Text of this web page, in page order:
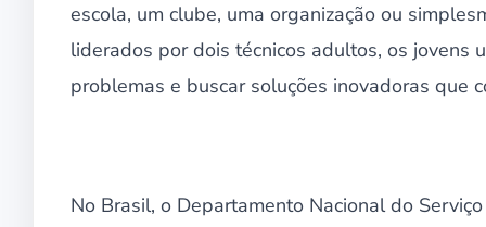
escola, um clube, uma organização ou
liderados por dois técnicos adultos, os jovens
problemas e buscar soluções inovadoras que
No Brasil, o Departamento Nacional do